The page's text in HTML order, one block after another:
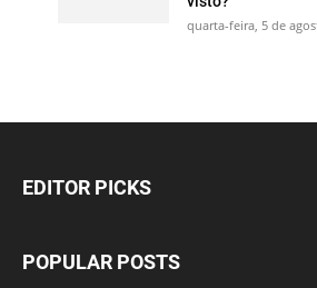
quarta-feira, 5 de
EDITOR PICKS
POPULAR POSTS